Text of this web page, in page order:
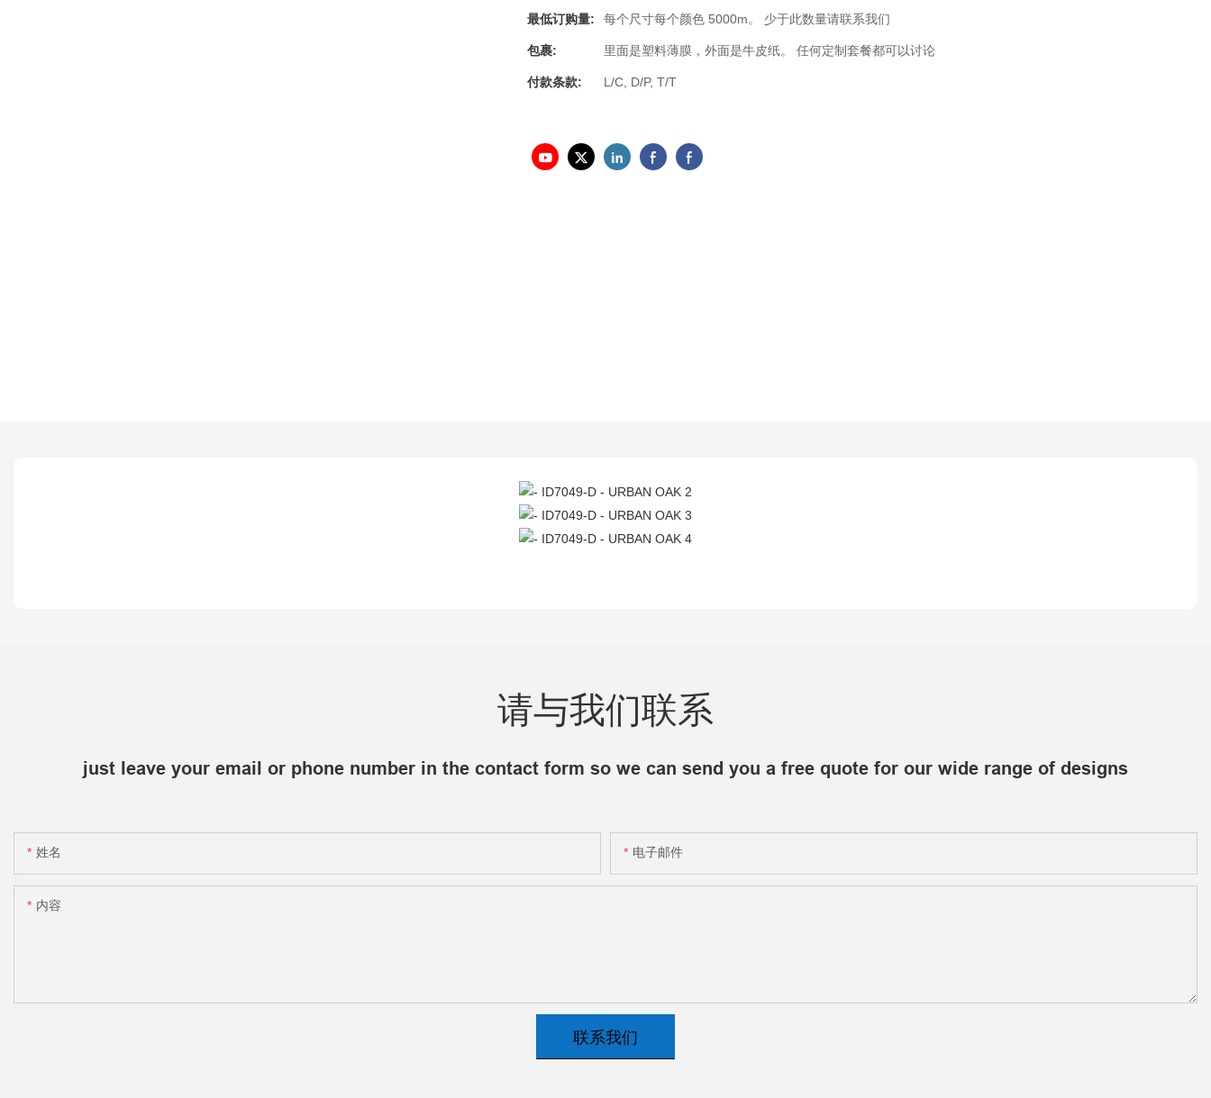
最低订购量: 每个尺寸每个颜色 5000m。 少于此数量请联系我们
包裹: 里面是塑料薄膜，外面是牛皮纸。 任何定制套餐都可以讨论
付款条款: L/C, D/P, T/T
请与我们联系
just leave your email or phone number in the contact form so we can send you a free quote for our wide range of designs
姓名 电子邮件
内容
联系我们